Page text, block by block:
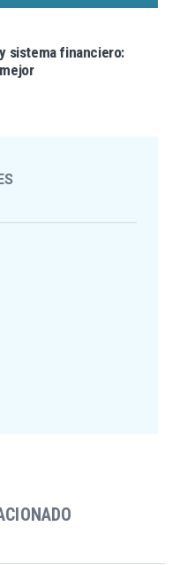
sistema financiero: